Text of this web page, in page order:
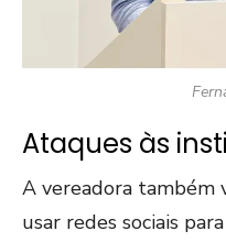
Ataques às
A vereadora também
usar redes sociais